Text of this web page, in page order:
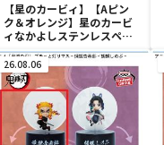
【星のカービィ】【Aピン
ク＆オレンジ】星のカービ
ィなかよしステンレスペア
タンブラー
26.08.06